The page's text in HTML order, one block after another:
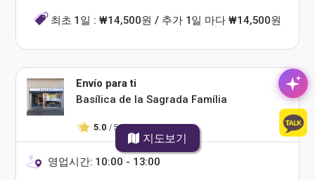
최초 1일 : ₩14,500원 / 추가 1일 마다 ₩14,500원
Envío para ti
Basílica de la Sagrada Família
5.0 / 5
영업시간: 10:00 - 13:00
지도보기